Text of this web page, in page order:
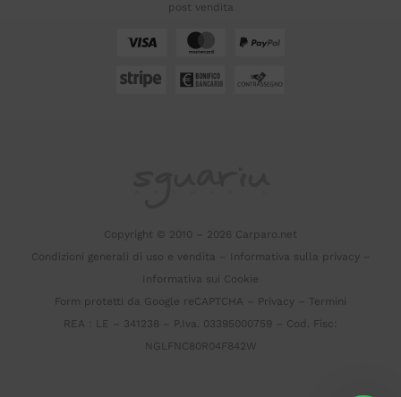
post vendita
Copyright © 2010 – 2026 Carparo.net
Condizioni generali di uso e vendita
Informativa sulla privacy–
Informativa sui Cookie
Form protetti da Google reCAPTCHA –
Privacy
Termini
REA : LE – 341238 – P.Iva. 03395000759 – Cod. Fisc:
NGLFNC80R04F842W